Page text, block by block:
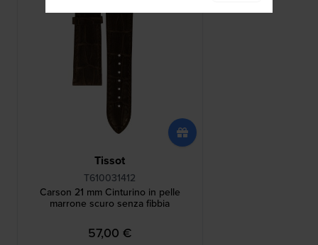
Tissot
T610031412
Carson 21 mm Cinturino in pelle
marrone scuro senza fibbia
57,00 €